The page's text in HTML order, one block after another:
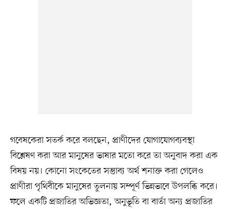
গবেষকেরা সতর্ক করে বলছেন, প্রাণীদের যোগাযোগব্যবস্থা
বিশ্লেষণ করা আর মানুষের ভাষার মতো করে তা অনুবাদ করা এক
বিষয় নয়। কোনো সংকেতের সম্ভাব্য অর্থ শনাক্ত করা গেলেও
প্রাণীরা পৃথিবীকে মানুষের তুলনায় সম্পূর্ণ ভিন্নভাবে উপলব্ধি করে।
ফলে একটি প্রজাতির অভিজ্ঞতা, অনুভূতি বা বার্তা অন্য প্রজাতির